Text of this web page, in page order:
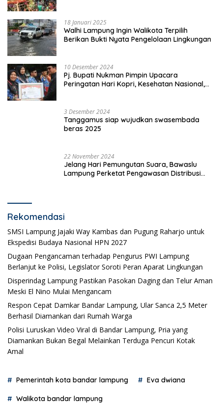
18 Januari 2025
Walhi Lampung Ingin Walikota Terpilih
Berikan Bukti Nyata Pengelolaan Lingkungan
10 Desember 2024
Pj. Bupati Nukman Pimpin Upacara
Peringatan Hari Kopri, Kesehatan Nasional,
3 Desember 2024
Tanggamus siap wujudkan swasembada
beras 2025
22 November 2024
Jelang Hari Pemungutan Suara, Bawaslu
Lampung Perketat Pengawasan Distribusi
Rekomendasi
SMSI Lampung Jajaki Way Kambas dan Pugung Raharjo untuk
Ekspedisi Budaya Nasional HPN 2027
Dugaan Pengancaman terhadap Pengurus PWI Lampung
Berlanjut ke Polisi, Legislator Soroti Peran Aparat Lingkungan
Disperindag Lampung Pastikan Pasokan Daging dan Telur Aman
Meski El Nino Mulai Mengancam
Respon Cepat Damkar Bandar Lampung, Ular Sanca 2,5 Meter
Berhasil Diamankan dari Rumah Warga
Polisi Luruskan Video Viral di Bandar Lampung, Pria yang
Diamankan Bukan Begal Melainkan Terduga Pencuri Kotak
Amal
Pemerintah kota bandar lampung Eva dwiana
Walikota bandar lampung